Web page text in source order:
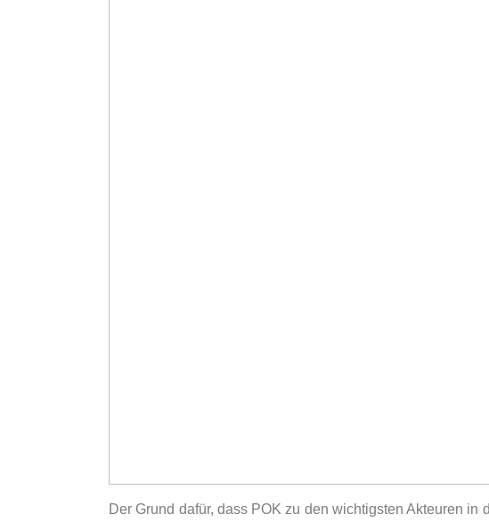
Der Grund dafür, dass POK zu den wichtigsten Akteuren